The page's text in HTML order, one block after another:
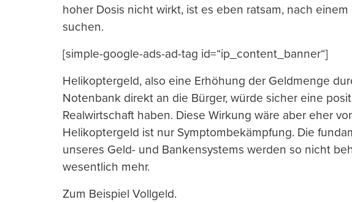
hoher Dosis nicht wirkt, ist es eben ratsam, nach
suchen.
[simple-google-ads-ad-tag id=“ip_content_banner“]
Helikoptergeld, also eine Erhöhung der Geldmenge
Notenbank direkt an die Bürger, würde sicher eine
Realwirtschaft haben. Diese Wirkung wäre aber eher
Helikoptergeld ist nur Symptombekämpfung. Die
unseres Geld- und Bankensystems werden so nicht
wesentlich mehr.
Zum Beispiel Vollgeld.